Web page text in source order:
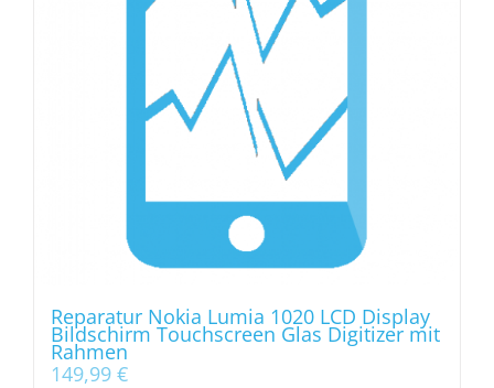
Reparatur Nokia Lumia 1020 LCD Display
Bildschirm Touchscreen Glas Digitizer mit
Rahmen
149,99 €